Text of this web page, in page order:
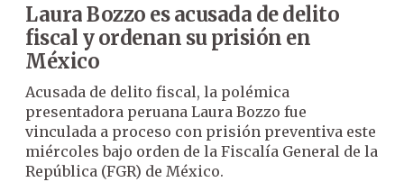
Laura Bozzo es acusada de delito
fiscal y ordenan su prisión en
México
Acusada de delito fiscal, la polémica
presentadora peruana Laura Bozzo fue
vinculada a proceso con prisión preventiva este
miércoles bajo orden de la Fiscalía General de la
República (FGR) de México.